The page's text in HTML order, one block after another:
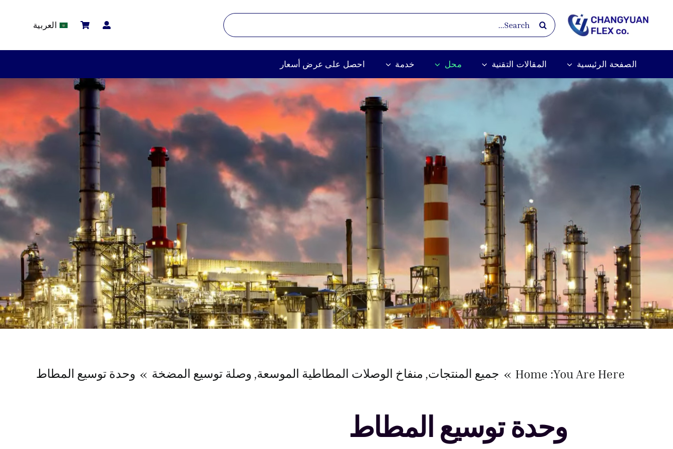
Search
for:
العربية
الصفحة الرئيسية المقالات التقنية محل خدمة احصل على عرض أسعار
You Are Here:
Home جميع المنتجات منفاخ الوصلات المطاطية الموسعة وصلة توسيع المضخة وحدة توسيع المطاط
وحدة توسيع المطاط